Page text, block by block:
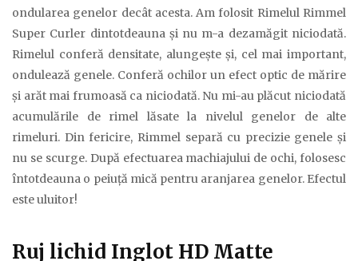
ondularea genelor decât acesta. Am folosit Rimelul Rimmel
Super Curler dintotdeauna şi nu m-a dezamăgit niciodată.
Rimelul conferă densitate, alungeşte şi, cel mai important,
ondulează genele. Conferă ochilor un efect optic de mărire
şi arăt mai frumoasă ca niciodată. Nu mi-au plăcut niciodată
acumulările de rimel lăsate la nivelul genelor de alte
rimeluri. Din fericire, Rimmel separă cu precizie genele şi
nu se scurge. După efectuarea machiajului de ochi, folosesc
întotdeauna o peiuţă mică pentru aranjarea genelor. Efectul
este uluitor!
Ruj lichid Inglot HD Matte